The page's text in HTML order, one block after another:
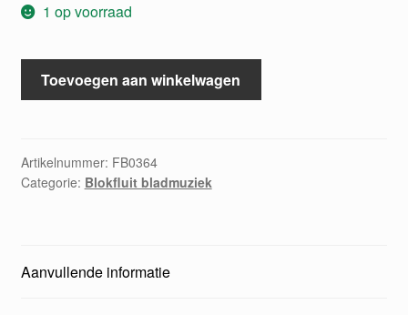
1 op voorraad
Tricinien
altfloten)
aantal
Toevoegen aan winkelwagen
Artikelnummer: FB0364
Categorie: Blokfluit bladmuziek
Aanvullende informatie